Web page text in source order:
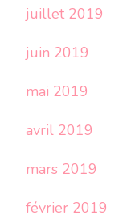
juillet 2019
juin 2019
mai 2019
avril 2019
mars 2019
février 2019